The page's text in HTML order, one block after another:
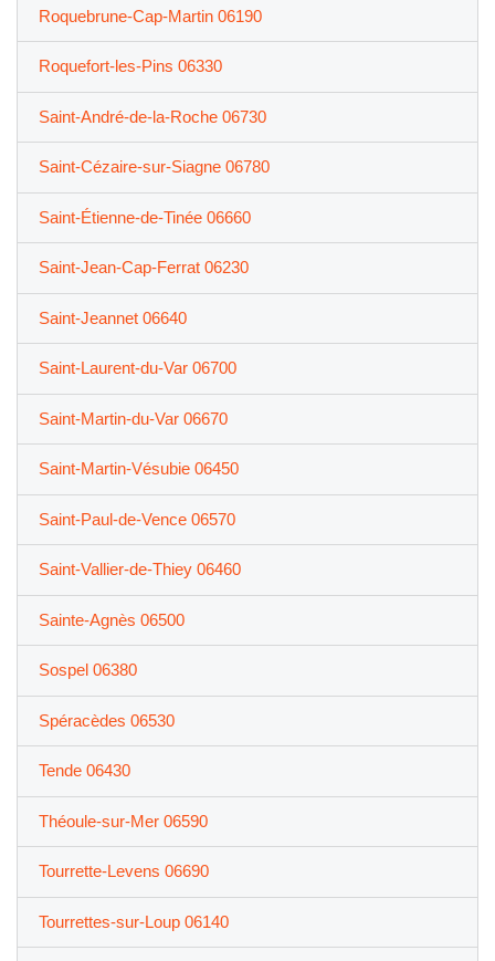
Roquebrune-Cap-Martin 06190
Roquefort-les-Pins 06330
Saint-André-de-la-Roche 06730
Saint-Cézaire-sur-Siagne 06780
Saint-Étienne-de-Tinée 06660
Saint-Jean-Cap-Ferrat 06230
Saint-Jeannet 06640
Saint-Laurent-du-Var 06700
Saint-Martin-du-Var 06670
Saint-Martin-Vésubie 06450
Saint-Paul-de-Vence 06570
Saint-Vallier-de-Thiey 06460
Sainte-Agnès 06500
Sospel 06380
Spéracèdes 06530
Tende 06430
Théoule-sur-Mer 06590
Tourrette-Levens 06690
Tourrettes-sur-Loup 06140